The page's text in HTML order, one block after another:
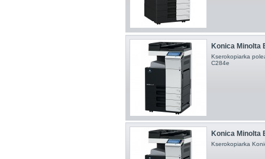
Konica Minolta
Kserokopiarka
C284e
Konica Minolta
Kserokopiarka